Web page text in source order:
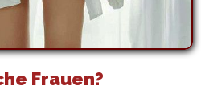
Frauen?